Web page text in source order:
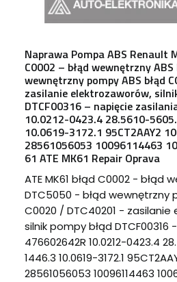
Naprawa Pompa ABS Renault
C0002 – błąd wewnętrzny ABS
wewnętrzny pompy ABS błąd
zasilanie elektrozaworów,
DTCF00316 – napięcie
10.0212-0423.4 28.5610-
10.0619-3172.1 95CT2AAY2
28561056053 10096114463
61 ATE MK61 Repair Oprava
ATE MK61 błąd C0002 - błąd
DTC5050 - błąd wewnętrzny
C0020 / DTC40201 -
silnik pompy błąd
476602642R 10.0212-0423.4
1446.3 10.0619-3172.1
28561056053 10096114463